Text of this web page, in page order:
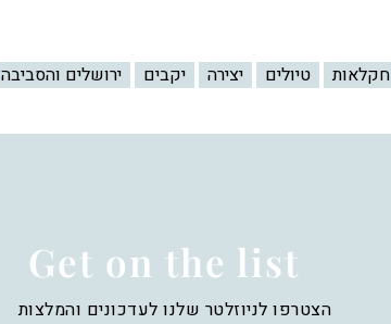
חקלאות טיולים יצירה יקבים ירושלים והסביבה
Get on the list
הצטרפו לניוזלטר שלנו לעדכונים והמלצות